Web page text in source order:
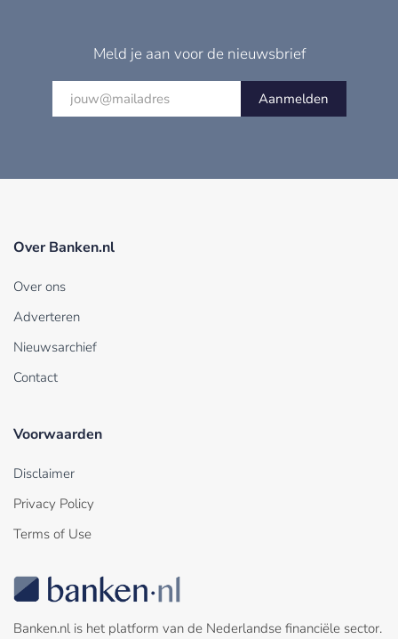
Meld je aan voor de nieuwsbrief
Aanmelden
Over Banken.nl
Over ons
Adverteren
Nieuwsarchief
Contact
Voorwaarden
Disclaimer
Privacy Policy
Terms of Use
Banken.nl is het platform van de Nederlandse financiële sector.